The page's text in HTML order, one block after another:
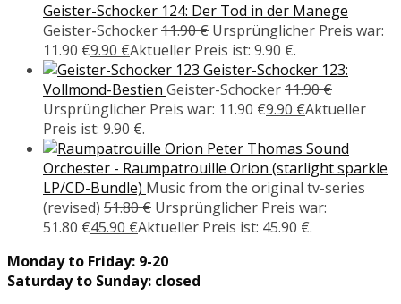
Geister-Schocker 124: Der Tod in der Manege
Geister-Schocker11.90€ Ursprünglicher Preis war:
11.90 €9.90 €Aktueller Preis ist: 9.90 €.
Geister-Schocker 123:
Vollmond-Bestien Geister-Schocker11.90€
Ursprünglicher Preis war: 11.90 €9.90 €Aktueller
Preis ist: 9.90 €.
Peter Thomas Sound
Orchester - Raumpatrouille Orion (starlight sparkle
LP/CD-Bundle) Music from the original tv-series
(revised) 51.80€ Ursprünglicher Preis war:
51.80 €45.90 €Aktueller Preis ist: 45.90 €.
Monday to Friday: 9-20
Saturday to Sunday: closed